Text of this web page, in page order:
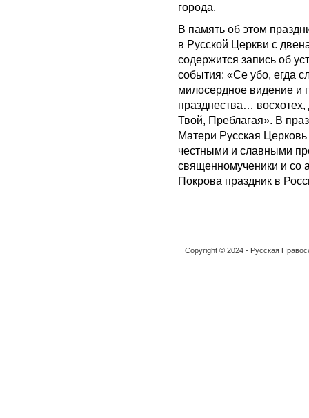
города.
В память об этом
в Русской Церкви с
содержится запись об
события: «Се убо, егда
милосердное видение и
празднества…
Твой, Преблагая». В
Матери Русская
честными и славными
священномученики и со
Покрова праздник в
Copyright © 2024 - Русская